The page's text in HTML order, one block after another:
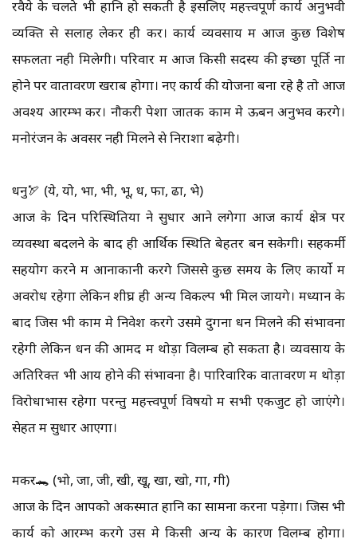
रवैये के चलते भी हानि हो सकती है इसलिए महत्त्वपूर्ण कार्य अनुभवी
व्यक्ति से सलाह लेकर ही करें। कार्य व्यवसाय में आज कुछ विशेष
सफलता नही मिलेगी। परिवार में आज किसी सदस्य की इच्छा पूर्ति ना
होने पर वातावरण खराब होगा। नए कार्य की योजना बना रहे है तो आज
अवश्य आरम्भ करें। नौकरी पेशा जातक काम मे ऊबन अनुभव करेंगे।
मनोरंजन के अवसर नही मिलने से निराशा बढ़ेगी।
धनु🏹 (ये, यो, भा, भी, भू, ध, फा, ढा, भे)
आज के दिन परिस्थितियों ने सुधार आने लगेगा आज कार्य क्षेत्र पर
व्यवस्था बदलने के बाद ही आर्थिक स्थिति बेहतर बन सकेगी। सहकर्मी
सहयोग करने में आनाकानी करेंगे जिससे कुछ समय के लिए कार्यो में
अवरोध रहेगा लेकिन शीघ्र ही अन्य विकल्प भी मिल जायेंगे। मध्यान के
बाद जिस भी काम मे निवेश करेंगे उसमे दुगना धन मिलने की संभावना
रहेगी लेकिन धन की आमद में थोड़ा विलम्ब हो सकता है। व्यवसाय के
अतिरिक्त भी आय होने की संभावना है। पारिवारिक वातावरण में थोड़ा
विरोधाभास रहेगा परन्तु महत्त्वपूर्ण विषयो में सभी एकजुट हो जाएंगे।
सेहत में सुधार आएगा।
मकर🐊 (भो, जा, जी, खी, खू, खा, खो, गा, गी)
आज के दिन आपको अकस्मात हानि का सामना करना पड़ेगा। जिस भी
कार्य को आरम्भ करेंगे उस मे किसी अन्य के कारण विलम्ब होगा।